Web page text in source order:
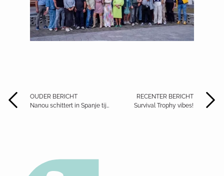
OUDER BERICHT
Nanou schittert in Spanje tijdens Wereldkampioenschap Padel
RECENTER BERICHT
Survival Trophy vibes!